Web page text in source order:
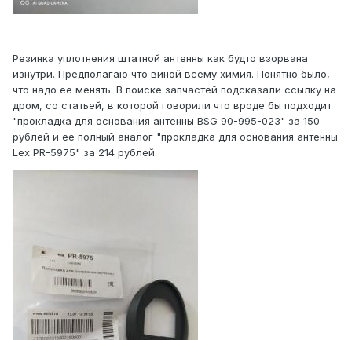
Резинка уплотнения штатной антенны как будто взорвана
изнутри. Предполагаю что виной всему химия. Понятно было,
что надо ее менять. В поиске запчастей подсказали ссылку на
дром, со статьей, в которой говорили что вроде бы подходит
"прокладка для основания антенны BSG 90-995-023" за 150
рублей и ее полный аналог "прокладка для основания антенны
Lex PR-5975" за 214 рублей.